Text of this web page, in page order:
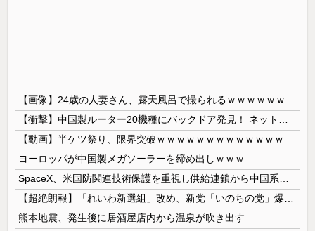
【動画】半ケツ祭り、限界突破ｗｗｗｗｗｗｗｗｗｗｗｗｗ
ヨーロッパが中国製メガソーラーを締め出しｗｗｗ
熊本地震、発生後に居酒屋店内から温泉が吹き出す